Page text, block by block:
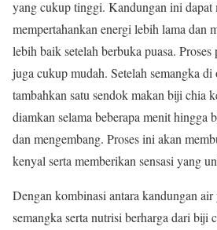
yang cukup tinggi. Kandungan ini dapat
mempertahankan energi lebih lama dan
lebih baik setelah berbuka puasa.
juga cukup mudah. Setelah semangka
tambahkan satu sendok makan biji chia
diamkan selama beberapa menit hingga
dan mengembang. Proses ini akan
kenyal serta memberikan sensasi yang
Dengan kombinasi antara kandungan
semangka serta nutrisi berharga dari biji